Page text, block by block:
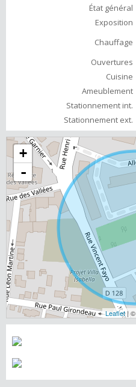
État général
Exposition
Chauffage
Ouvertures
Cuisine
Ameublement
Stationnement int.
Stationnement ext.
+
-
Leaflet| ©